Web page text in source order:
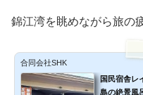
錦江湾を眺めながら旅の
合同会社SHK
国民宿舎レ
島の絶景風